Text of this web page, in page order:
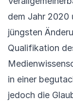
dem Jahr
jüngsten
Qualifikation
in einer
jedoch die